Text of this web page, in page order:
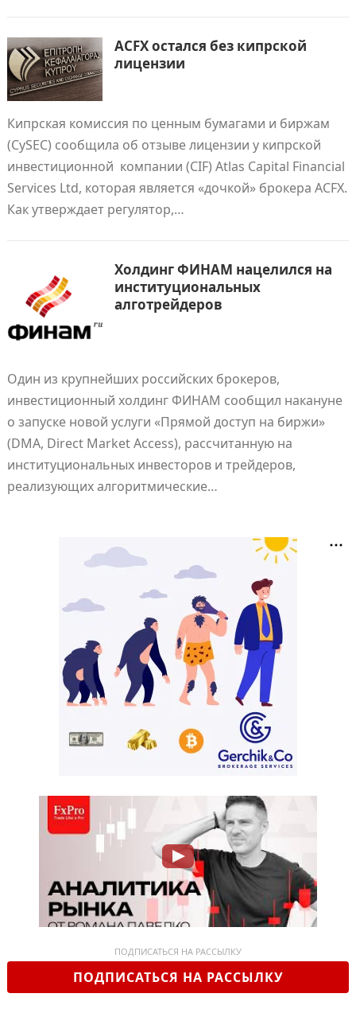
ACFX остался без кипрской
лицензии
Кипрская комиссия по ценным бумагами и биржам
(CySEC) сообщила об отзыве лицензии у кипрской
инвестиционной компании (CIF) Atlas Capital Financial
Services Ltd, которая является «дочкой» брокера ACFX.
Как утверждает регулятор,…
Холдинг ФИНАМ нацелился на
институциональных
алготрейдеров
Один из крупнейших российских брокеров,
инвестиционный холдинг ФИНАМ сообщил накануне
о запуске новой услуги «Прямой доступ на биржи»
(DMA, Direct Market Access), рассчитанную на
институциональных инвесторов и трейдеров,
реализующих алгоритмические…
ПОДПИСАТЬСЯ НА РАССЫЛКУ
ПОДПИСАТЬСЯ НА РАССЫЛКУ